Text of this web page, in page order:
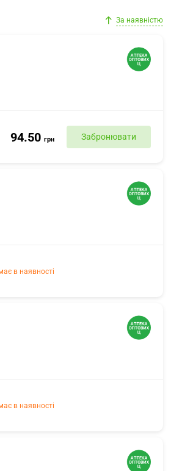
За наявністю
94.50 грн Забронювати
в наявності
в наявності